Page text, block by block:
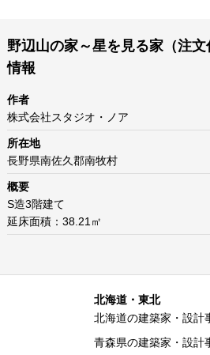
野辺山の家～星を見る家（注
情報
作者
株式会社スタジオ・ノア
所在地
長野県南佐久郡南牧村
概要
S造3階建て
延床面積：38.21㎡
北海道・東北
北海道の建築家・設計
青森県の建築家・設計